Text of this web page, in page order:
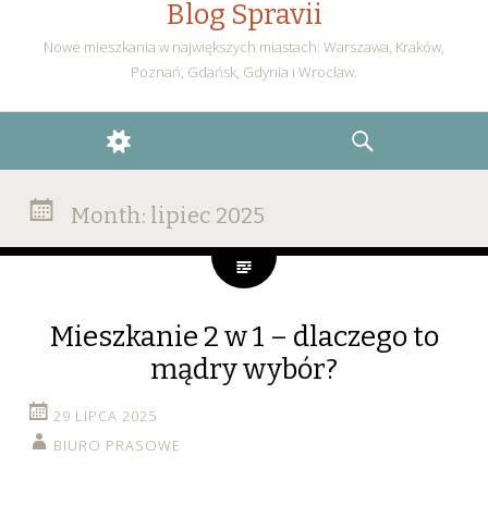
Blog Spravii
Nowe mieszkania w największych miastach: Warszawa, Kraków,
Poznań, Gdańsk, Gdynia i Wrocław.
WIDGETS
SEARCH
Month: lipiec 2025
Mieszkanie 2 w 1 – dlaczego to
mądry wybór?
29 LIPCA 2025
BIURO PRASOWE